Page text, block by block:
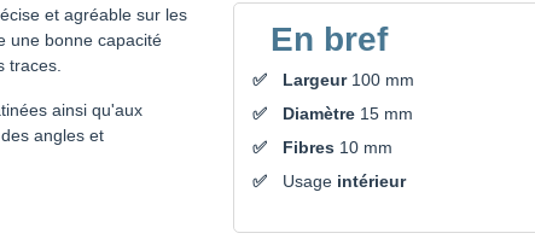
et agréable sur les
une bonne capacité
traces.
ainsi qu'aux
angles et
En bref
Largeur100 mm
Diamètre 15 mm
Fibres 10 mm
Usage intérieur